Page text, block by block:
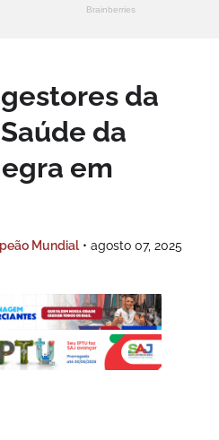
da
da
em
Mundial • agosto 07, 2025